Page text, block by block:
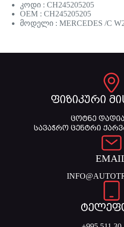
კოდი : CH245205205
OEM : CH245205205
მოდელი : MERCEDES /C
ფიზიკური
ცოტნე
სავაჭრო ცენტრი